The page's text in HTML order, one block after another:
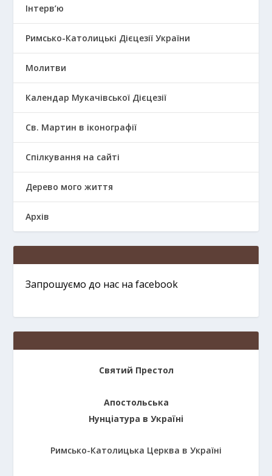
Інтерв’ю
Римсько-Католицькі Дієцезії України
Молитви
Календар Мукачівської Дієцезії
Св. Мартин в іконографії
Спілкування на сайті
Дерево мого життя
Архів
Запрошуємо до нас на facebook
Святий Престол
Апостольська
Нунціатура в Україні
Римсько-Католицька Церква в Україні